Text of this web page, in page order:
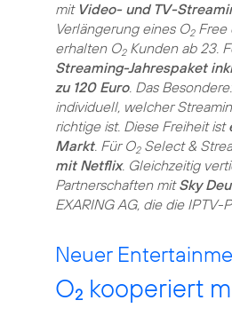
mit Video- und TV-
Verlängerung eines O2Free
erhalten O2Kunden ab 23.
Streaming-Jahrespaket
zu 120 Euro. Das
individuell, welcher
richtige ist. Diese Freiheit ist
Markt. Für O2Select &
mit Netflix. Gleichzeitig
Partnerschaften mitSky
EXARING AG, die die
Neuer
O2 kooperiert